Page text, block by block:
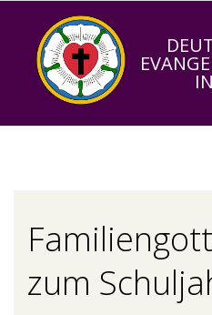
content
zum